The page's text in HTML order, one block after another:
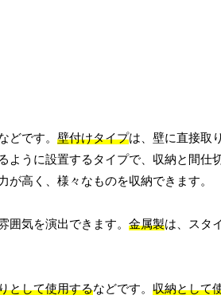
どです。 壁付けタイプは、壁に直接取
ように設置するタイプで、収納と間仕
高く、様々なものを収納できます。
囲気を演出できます。 金属製は、スタ
として使用するなどです。 収納として